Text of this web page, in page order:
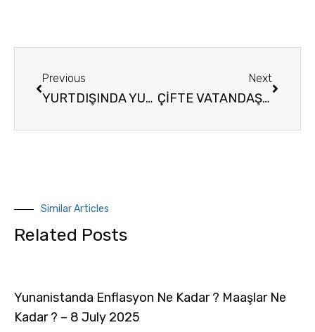
Previous
YURTDIŞINDA YUNANİSTANDA EMLAK ALIMI YOLU İLE ALINAN OTURUM / OTURMA İZNİNİN ADAYLARA SAĞLADIĞI AVANTAJLAR NELERDİR.
Next
ÇİFTE VATANDAŞLIK YUNANİSTAN TÜRKİYE
Similar Articles
Related Posts
Yunanistanda Enflasyon Ne Kadar ? Maaşlar Ne
Kadar ? – 8 July 2025